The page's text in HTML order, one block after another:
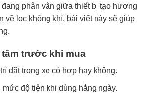
phân vân giữa thiết bị tạo hương
về lọc không khí, bài viết này sẽ giúp
trước khi mua
đặt trong xe có hợp hay không.
mức độ tiện khi dùng hằng ngày.